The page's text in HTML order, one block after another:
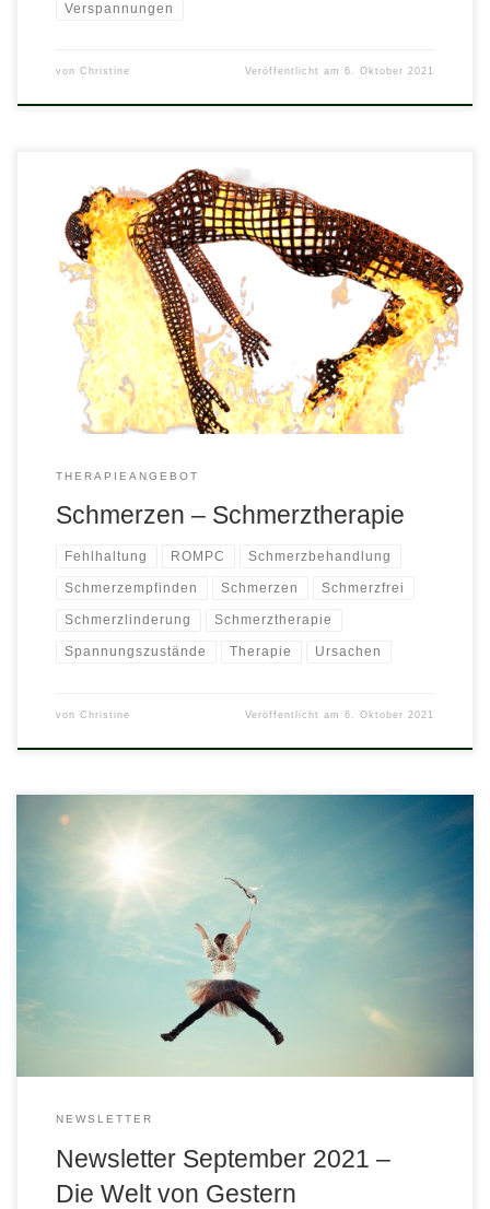
Verspannungen
von Christine Veröffentlicht am6. Oktober 2021
Mein Talent, die Wurzel des Übels zu finden, konnte ich an
hunderten Patienten schulen. Heute bin ich als Pfadfinderin
bekannt, die sich unermüdlich ihren Weg vom Symptom zur
Ursache vorarbeitet. In meiner Praxis gehe ich der Ursache für
Ihre Schmerzen auf den Grund. Welche Therapiemethoden, Mittel
und Wege ich hierzu […]
THERAPIEANGEBOT
Schmerzen – Schmerztherapie
Fehlhaltung ROMPC Schmerzbehandlung
Schmerzempfinden Schmerzen Schmerzfrei
Schmerzlinderung Schmerztherapie
Spannungszustände Therapie Ursachen
von Christine Veröffentlicht am6. Oktober 2021
Liebe Freunde und Wegbegleiter/innen, dieser wundervolle
Spätsommer und Herbstbeginn ist viel zu schön, um in der
Vergangenheit zu wühlen. Und zugleich ist der Herbst die
Jahreszeit des Sammelns. Ernten, sammeln, haltbar machen der
Lebensmittel für den Winter. Das ist uralt und längst vorbei?
Täusche dich nicht! Es ist ein jahrtausendealtes […]
NEWSLETTER
Newsletter September 2021 –
Die Welt von Gestern